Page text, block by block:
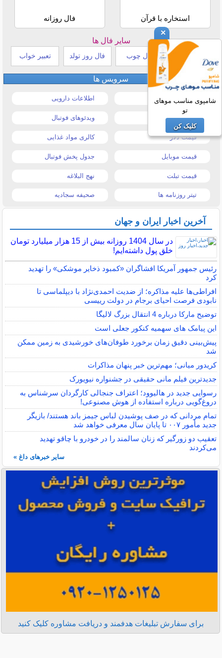
استخاره با قرآن فال روزانه
سایر فال ها
طالع بینی هندی فال چوب فال روز تولد تعبیر خواب
سرویس ها
قیمت خودرو اطلاعات دارویی
قیمت طلا و سکه ویدئوهای فوتبال
قیمت دلار کالری مواد غذایی
قیمت موبایل جدول پخش فوتبال
قیمت تبلت نهج البلاغه
تیتر روزنامه ها صحیفه سجادیه
آخرین اخبار ایران و جهان
در سال 1404 روزانه بیش از 15 هزار میلیارد تومان
خلق پول داشته‌ایم!
رئیس جمهور آمریکا افشاگران «کمبود ذخایر موشکی» را تهدید
کرد
افراطی‌ها علیه مذاکره؛ از ضدیت احمدی‌نژاد با دیپلماسی تا
نابودی فرصت احیای برجام در دولت رییسی
توضیح مارکا درباره 4 انتقال بزرگ لالیگا
این پیامک های سهمیه کنکور جعلی است
پیش‌بینی دقیق زمان برخورد طوفان‌های خورشیدی به زمین ممکن
شد
کریدور میانی؛ مهم‌ترین خبر پنهان مذاکرات
جدیدترین فیلم مانی حقیقی در جشنواره نیویورک
رسوایی جدید در هالیوود؛ اعتراف جنجالی کارگردان سرشناس به
دروغ‌گویی درباره استفاده از هوش مصنوعی!
تمام مردانی که در صف پوشیدن لباس جیمز باند هستند/ بازیگر
جدید مأمور ۰۰۷ تا پایان سال معرفی خواهد شد
تعقیب دو زورگیر که زنان سالمند را در خودرو با چاقو تهدید
می‌کردند
سایر خبرهای داغ »
برای سفارش تبلیغات هدفمند و دریافت مشاوره کلیک کنید
×
شامپوی مناسب موهای
تو
کلیک کن